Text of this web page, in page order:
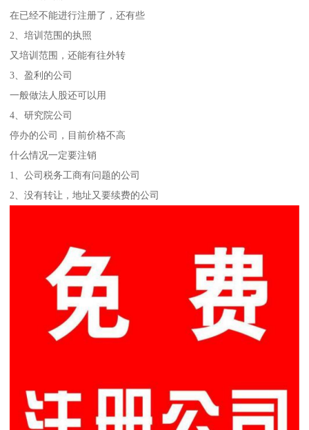
在已经不能进行注册了，还有些
2、培训范围的执照
又培训范围，还能有往外转
3、盈利的公司
一般做法人股还可以用
4、研究院公司
停办的公司，目前价格不高
什么情况一定要注销
1、公司税务工商有问题的公司
2、没有转让，地址又要续费的公司